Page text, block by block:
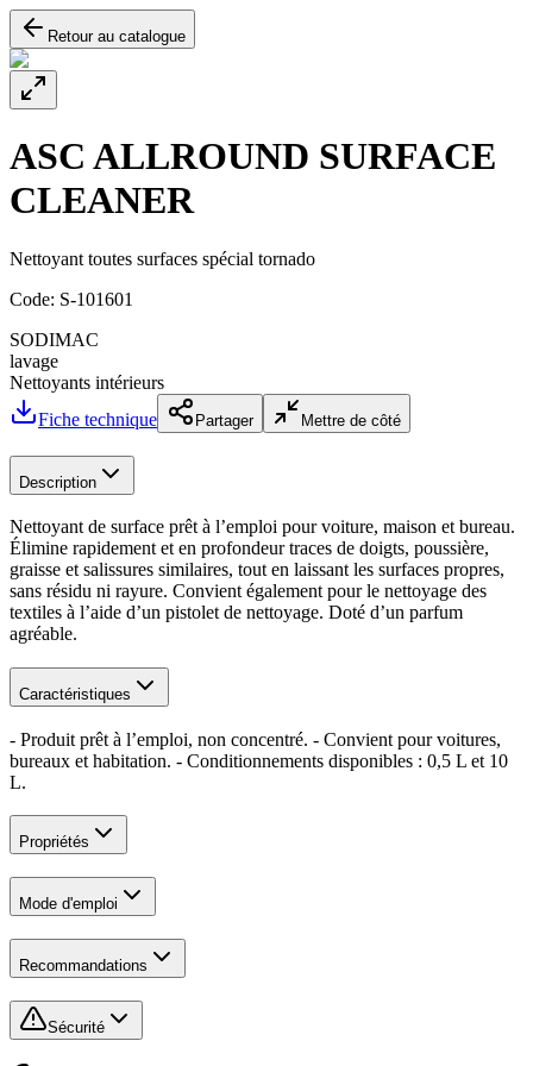
Retour au catalogue
ASC ALLROUND SURFACE
CLEANER
Nettoyant toutes surfaces spécial tornado
Code: S-101601
SODIMAC
lavage
Nettoyants intérieurs
Fiche technique
Partager Mettre de côté
Description
Nettoyant de surface prêt à l’emploi pour voiture, maison et bureau.
Élimine rapidement et en profondeur traces de doigts, poussière,
graisse et salissures similaires, tout en laissant les surfaces propres,
sans résidu ni rayure. Convient également pour le nettoyage des
textiles à l’aide d’un pistolet de nettoyage. Doté d’un parfum
agréable.
Caractéristiques
- Produit prêt à l’emploi, non concentré. - Convient pour voitures,
bureaux et habitation. - Conditionnements disponibles : 0,5 L et 10
L.
Propriétés
Mode d'emploi
Recommandations
Sécurité